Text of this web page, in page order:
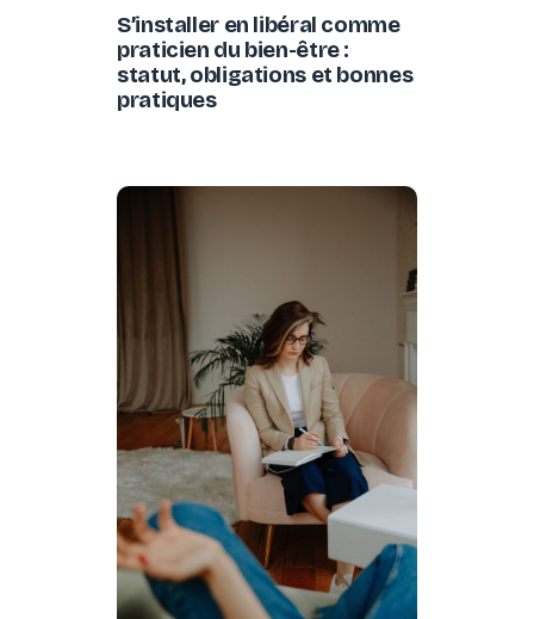
S’installer en libéral comme
praticien du bien-être :
statut, obligations et bonnes
pratiques